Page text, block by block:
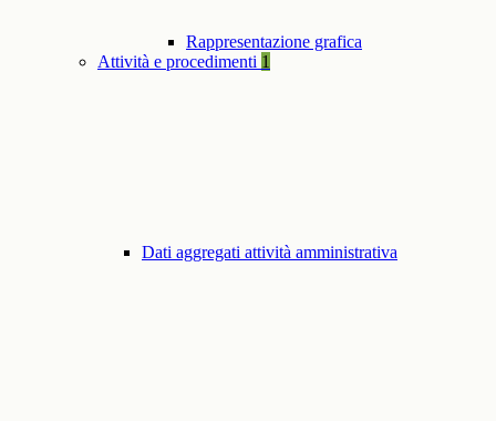
Rappresentazione grafica
Attività e procedimenti 1
Dati aggregati attività amministrativa